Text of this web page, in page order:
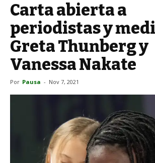
Carta abierta a
periodistas y
Greta Thunberg y
Vanessa Nakate
Por Pausa - Nov 7, 2021